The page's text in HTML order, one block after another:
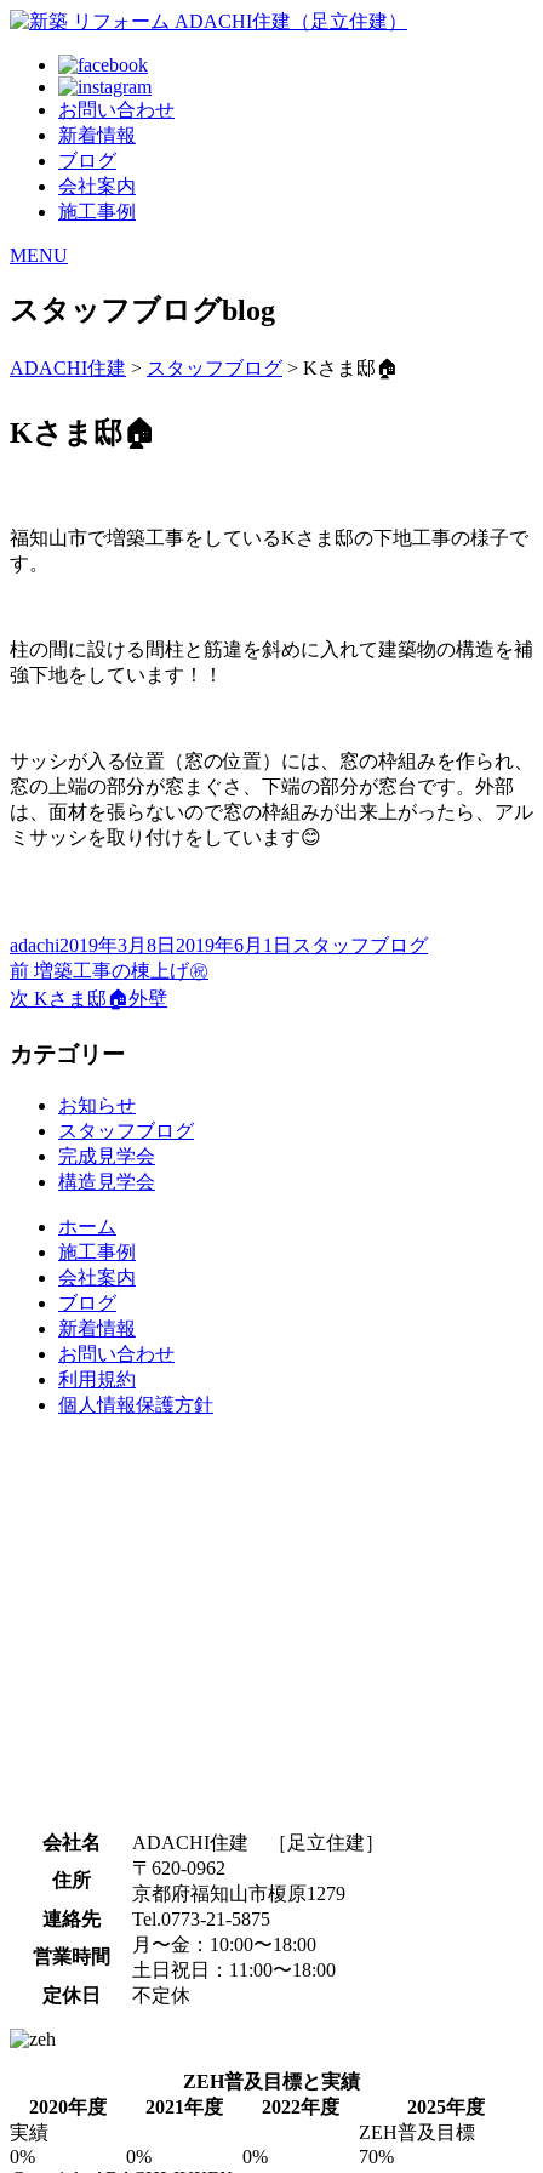
お問い合わせ
新着情報
ブログ
会社案内
施工事例
MENU
スタッフブログblog
ADACHI住建 > スタッフブログ > Kさま邸🏠
Kさま邸🏠
福知山市で増築工事をしているKさま邸の下地工事の様子で
す。
柱の間に設ける間柱と筋違を斜めに入れて建築物の構造を補
強下地をしています！！
サッシが入る位置（窓の位置）には、窓の枠組みを作られ、
窓の上端の部分が窓まぐさ、下端の部分が窓台です。外部
は、面材を張らないので窓の枠組みが出来上がったら、アル
ミサッシを取り付けをしています😊
投
稿
者
adachi投
稿
日:
2019年3月8日 2019年6月1日 カ
スタッフブログ
投
稿
ナ
前 前
の
稿:
増築工事の棟上げ㊗️
次 次
投
稿:
Kさま邸🏠外壁
カテゴリー
お知らせ
スタッフブログ
完成見学会
構造見学会
ホーム
施工事例
会社案内
ブログ
新着情報
お問い合わせ
利用規約
個人情報保護方針
会社名
ADACHI住建 ［足立住建］
住所
〒620-0962
京都府福知山市榎原1279
連絡先
Tel.0773-21-5875
営業時間
月〜金：10:00〜18:00
土日祝日：11:00〜18:00
定休日
不定休
ZEH普及目標と実績
2020年度
2021年度 2022年度
2025年度
実績
ZEH普及目標
0%
0% 0%
70%